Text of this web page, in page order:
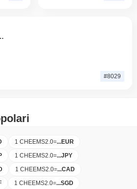
#8029
1 CHEEMS2.0=...EUR
1 CHEEMS2.0=...JPY
1 CHEEMS2.0=...CAD
1 CHEEMS2.0=...SGD